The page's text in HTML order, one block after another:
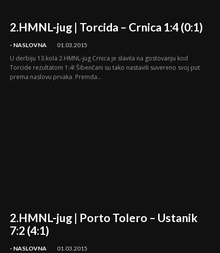
2.HMNL-jug | Torcida – Crnica 1:4 (0:1)
- NASLOVNA 01.03.2015
U derbiju 13.kola 2.HMNL-jug Crnica je slavila na gostovanju kod
Torcide rezultatom 1:4! Šibenčani su tako nastavili suvereno svoj put
prema naslovu prvaka. Premda...
2.HMNL-jug | Porto Tolero – Ustanik
7:2 (4:1)
- NASLOVNA 01.03.2015